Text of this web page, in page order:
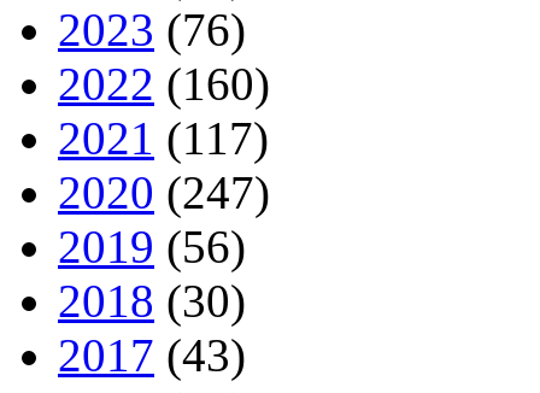
2023 (76)
2022 (160)
2021 (117)
2020 (247)
2019 (56)
2018 (30)
2017 (43)